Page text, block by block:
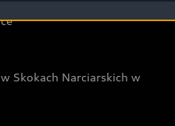
Skokach Narciarskich w